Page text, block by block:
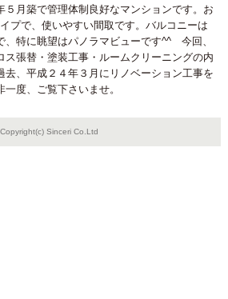
５月築で管理体制良好なマンションです。お
プで、使いやすい間取です。バルコニーは
、特に眺望はパノラマビューです^^ 今回、
ス張替・塗装工事・ルームクリーニングの内
去、平成２４年３月にリノベーション工事を
度、ご覧下さいませ。
Copyright(c) Sinceri Co.Ltd